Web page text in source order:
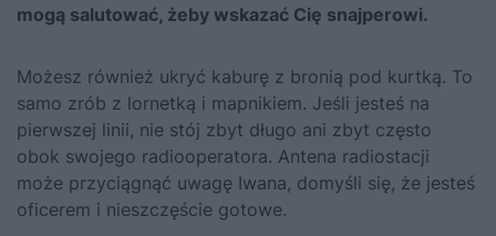
mogą salutować, żeby wskazać Cię snajperowi.
Możesz również ukryć kaburę z bronią pod kurtką. To
samo zrób z lornetką i mapnikiem. Jeśli jesteś na
pierwszej linii, nie stój zbyt długo ani zbyt często
obok swojego radiooperatora. Antena radiostacji
może przyciągnąć uwagę Iwana, domyśli się, że jesteś
oficerem i nieszczęście gotowe.